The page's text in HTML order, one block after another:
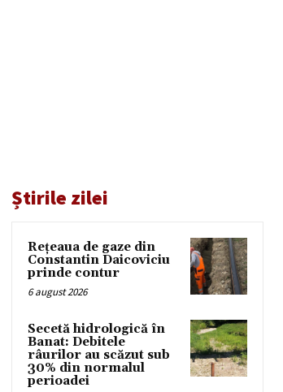
Știrile zilei
Rețeaua de gaze din
Constantin Daicoviciu
prinde contur
6 august 2026
Secetă hidrologică în
Banat: Debitele
râurilor au scăzut sub
30% din normalul
perioadei